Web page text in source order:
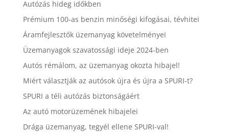
Autózás hideg időkben
Prémium 100-as benzin minőségi kifogásai, tévhitei
Áramfejlesztők üzemanyag követelményei
Üzemanyagok szavatossági ideje 2024-ben
Autós rémálom, az üzemanyag okozta hibajel!
Miért választják az autósok újra és újra a SPURI-t?
SPURI a téli autózás biztonságáért
Az autó motorüzemének hibajelei
Drága üzemanyag, tegyél ellene SPURI-val!